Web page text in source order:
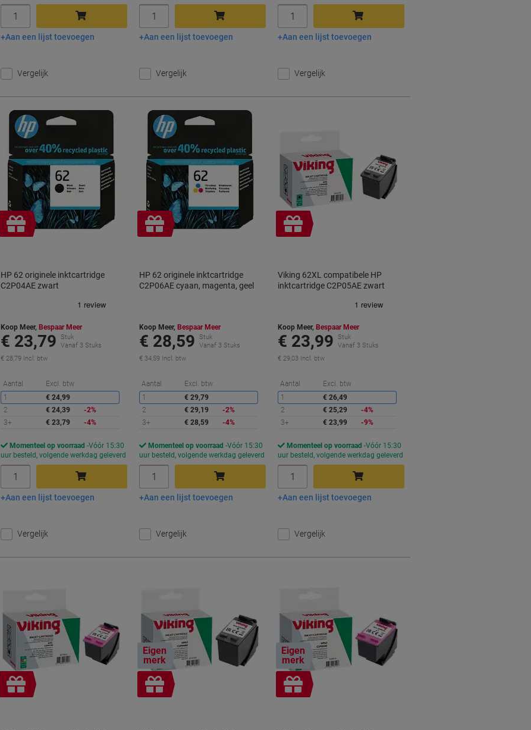
In winkelwagen
Aan een lijst toevoegen
Vergelijk
In winkelwagen
Aan een lijst toevoegen
Vergelijk
In winkelwagen
Aan een lijst toevoegen
Vergelijk
Geschenk
HP 62 originele inktcartridge
C2P04AE zwart
Koop Meer, Bespaar Meer
€ 23,79
Stuk
Vanaf 3 Stuks
€ 28,79 Incl. btw
Aantal Excl. btw
Korting
1
€ 24,99
2
€ 24,39
-2%
3+
€ 23,79 -4%
Momenteel op voorraad Vóór 15:30
uur besteld, volgende werkdag geleverd
In winkelwagen
Aan een lijst toevoegen
Vergelijk
Geschenk
HP 62 originele inktcartridge
C2P06AE cyaan, magenta, geel
Koop Meer, Bespaar Meer
€ 28,59
Stuk
Vanaf 3 Stuks
€ 34,59 Incl. btw
Aantal Excl. btw
Korting
1
€ 29,79
2
€ 29,19
-2%
3+
€ 28,59 -4%
Momenteel op voorraad Vóór 15:30
uur besteld, volgende werkdag geleverd
In winkelwagen
Aan een lijst toevoegen
Vergelijk
Geschenk
Viking 62XL compatibele HP
inktcartridge C2P05AE zwart
Koop Meer, Bespaar Meer
€ 23,99
Stuk
Vanaf 3 Stuks
€ 29,03 Incl. btw
Aantal Excl. btw
1
€ 26,49
2
€ 25,29
-4%
3+
€ 23,99 -9%
Momenteel op voorraad Vóór 15:30
uur besteld, volgende werkdag geleverd
In winkelwagen
Aan een lijst toevoegen
Vergelijk
Geschenk
Eigen
merk
Geschenk
Eigen
merk
Geschenk